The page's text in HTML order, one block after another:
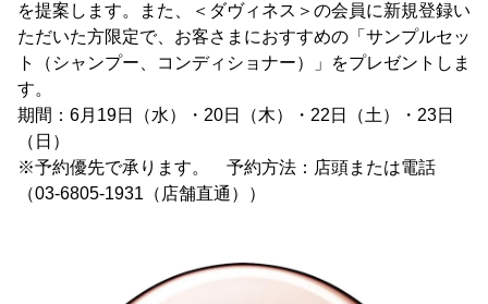
を提案します。また、＜ダヴィネス＞の会員に新規登録い
ただいた方限定で、お客さまにおすすめの「サンプルセッ
ト（シャンプー、コンディショナー）」をプレゼントしま
す。
期間：6月19日（水）・20日（木）・22日（土）・23日
（日）
※予約優先で承ります。 予約方法：店頭または電話
（03-6805-1931（店舗直通））